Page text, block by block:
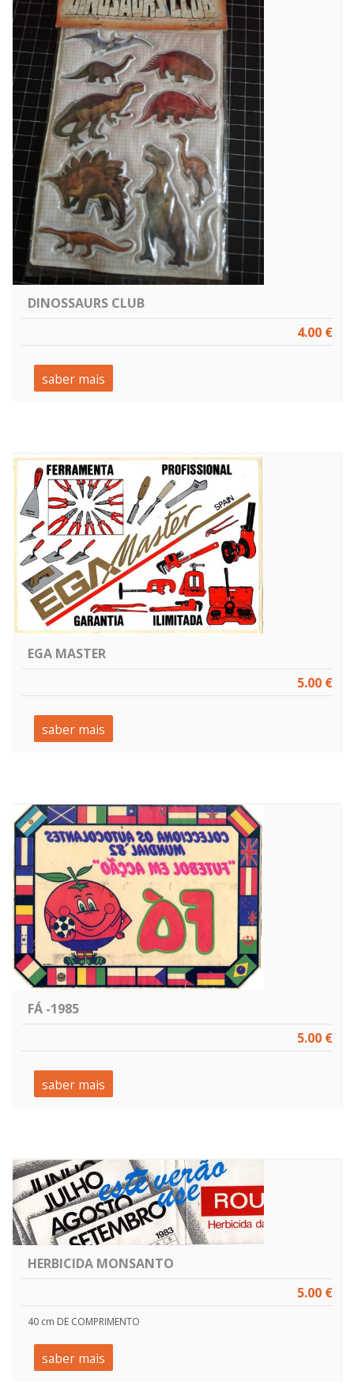
DINOSSAURS CLUB
4.00 €
saber mais
EGA MASTER
5.00 €
saber mais
FÁ -1985
5.00 €
saber mais
HERBICIDA MONSANTO
5.00 €
40 cm DE COMPRIMENTO
saber mais